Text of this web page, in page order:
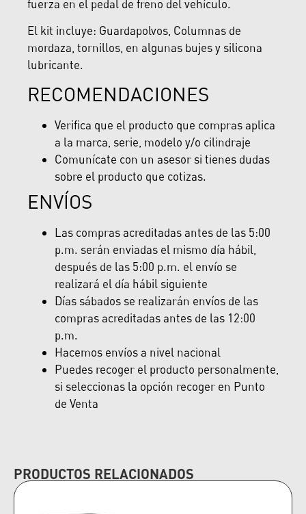
fuerza en el pedal de freno del vehículo.
El kit incluye: Guardapolvos, Columnas de
mordaza, tornillos, en algunas bujes y silicona
lubricante.
RECOMENDACIONES
Verifica que el producto que compras aplica
a la marca, serie, modelo y/o cilindraje
Comunícate con un asesor si tienes dudas
sobre el producto que cotizas.
ENVÍOS
Las compras acreditadas antes de las 5:00
p.m. serán enviadas el mismo día hábil,
después de las 5:00 p.m. el envío se
realizará el día hábil siguiente
Días sábados se realizarán envíos de las
compras acreditadas antes de las 12:00
p.m.
Hacemos envíos a nivel nacional
Puedes recoger el producto personalmente,
si seleccionas la opción recoger en Punto
de Venta
PRODUCTOS RELACIONADOS